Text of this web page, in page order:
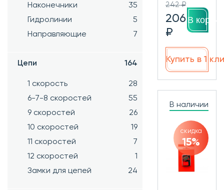
Наконечники
35
Гидролинии
5
Направляющие
7
Цепи 164
1 скорость
28
6-7-8 скоростей
55
9 скоростей
26
10 скоростей
19
11 скоростей
7
12 скоростей
1
Замки для цепей
24
242 ₽
206
₽
В
Купить в 1
В наличии
скидка
15%